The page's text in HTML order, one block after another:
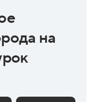
на